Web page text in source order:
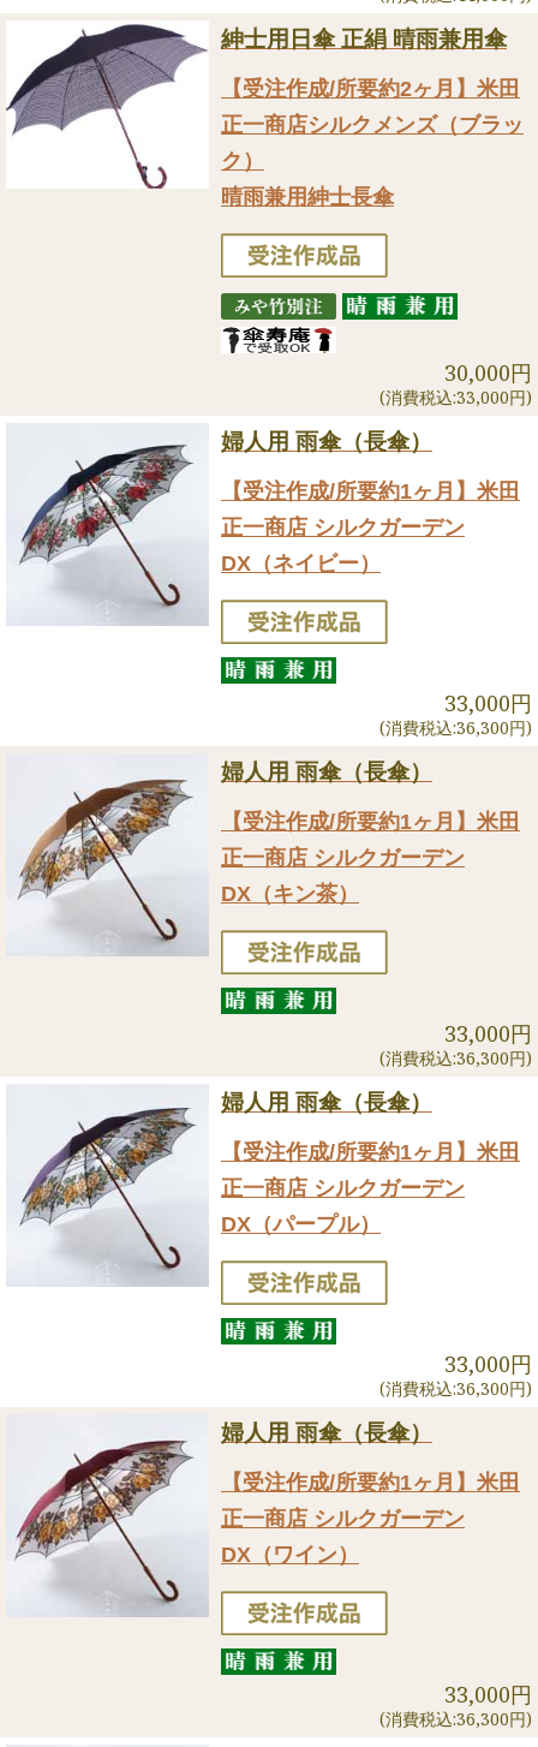
紳士用日傘 正絹 晴雨兼用傘
【受注作成/所要約2ヶ月】米田
正一商店シルクメンズ（ブラッ
ク）
晴雨兼用紳士長傘
30,000円
(消費税込:33,000円)
婦人用 雨傘（長傘）
【受注作成/所要約1ヶ月】米田
正一商店 シルクガーデン
DX（ネイビー）
33,000円
(消費税込:36,300円)
婦人用 雨傘（長傘）
【受注作成/所要約1ヶ月】米田
正一商店 シルクガーデン
DX（キン茶）
33,000円
(消費税込:36,300円)
婦人用 雨傘（長傘）
【受注作成/所要約1ヶ月】米田
正一商店 シルクガーデン
DX（パープル）
33,000円
(消費税込:36,300円)
婦人用 雨傘（長傘）
【受注作成/所要約1ヶ月】米田
正一商店 シルクガーデン
DX（ワイン）
33,000円
(消費税込:36,300円)